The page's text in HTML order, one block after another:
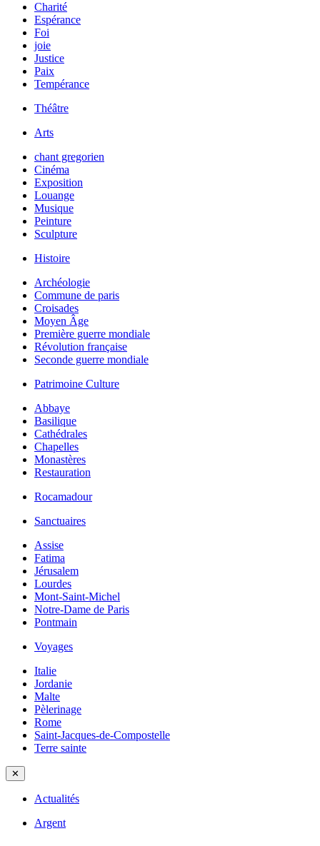
Charité
Espérance
Foi
joie
Justice
Paix
Tempérance
Théâtre
Arts
chant gregorien
Cinéma
Exposition
Louange
Musique
Peinture
Sculpture
Histoire
Archéologie
Commune de paris
Croisades
Moyen Âge
Première guerre mondiale
Révolution française
Seconde guerre mondiale
Patrimoine Culture
Abbaye
Basilique
Cathédrales
Chapelles
Monastères
Restauration
Rocamadour
Sanctuaires
Assise
Fatima
Jérusalem
Lourdes
Mont-Saint-Michel
Notre-Dame de Paris
Pontmain
Voyages
Italie
Jordanie
Malte
Pèlerinage
Rome
Saint-Jacques-de-Compostelle
Terre sainte
✕
Actualités
Argent